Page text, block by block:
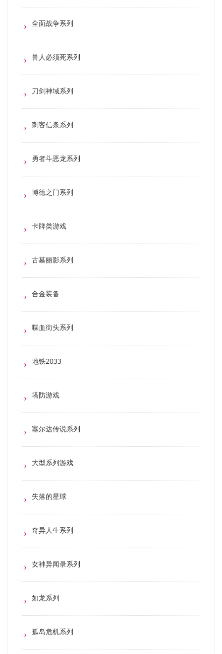
全面战争系列
兽人必须死系列
刀剑神域系列
刺客信条系列
勇者斗恶龙系列
博德之门系列
卡牌类游戏
古墓丽影系列
合金装备
喋血街头系列
地铁2033
塔防游戏
塞尔达传说系列
大型系列游戏
失落的星球
奇异人生系列
女神异闻录系列
如龙系列
孤岛危机系列